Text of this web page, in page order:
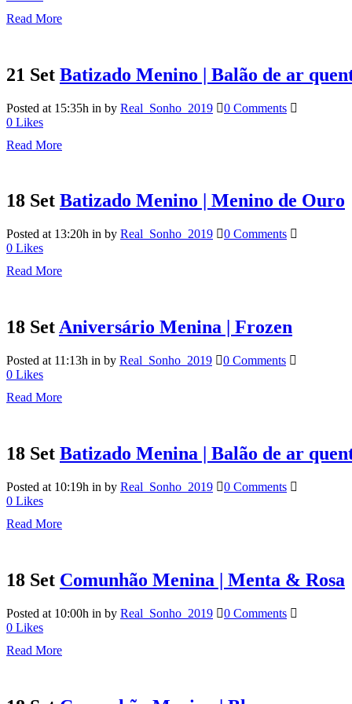
Read More
21 Set Batizado Menino | Balão de ar
Posted at 15:35h in by Real_Sonho_2019
0 Comments
0 Likes
Read More
18 Set Batizado Menino | Menino de Ouro
Posted at 13:20h in by Real_Sonho_2019
0 Comments
0 Likes
Read More
18 SetAniversário Menina | Frozen
Posted at 11:13h in by Real_Sonho_2019
0 Comments
0 Likes
Read More
18 Set Batizado Menina | Balão de ar
Posted at 10:19h in by Real_Sonho_2019
0 Comments
0 Likes
Read More
18 Set Comunhão Menina | Menta & Rosa
Posted at 10:00h in by Real_Sonho_2019
0 Comments
0 Likes
Read More